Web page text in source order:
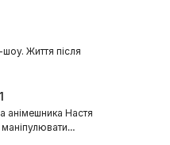
Життя після
анімешника Настя